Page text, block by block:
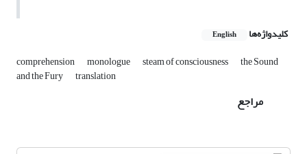
کلیدواژه‌ها English
comprehension monologue steam of consciousness the Sound
and the Fury translation
مراجع